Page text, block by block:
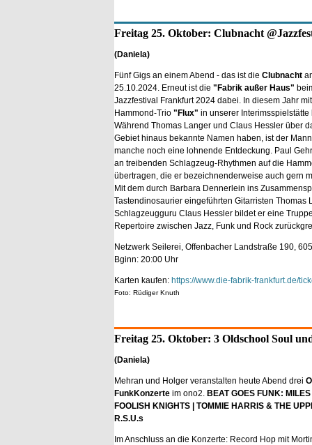
Freitag 25. Oktober: Clubnacht
(Daniela)
Fünf Gigs an einem Abend - das ist die Clubnacht
25.10.2024. Erneut ist die "Fabrik außer Haus"
Jazzfestival Frankfurt 2024 dabei. In diesem Jahr
Hammond-Trio "Flux" in unserer Interimsspielstätte
Während Thomas Langer und Claus Hessler über
Gebiet hinaus bekannte Namen haben, ist der
manche noch eine lohnende Entdeckung. Paul
an treibenden Schlagzeug-Rhythmen auf die
übertragen, die er bezeichnenderweise auch gern
Mit dem durch Barbara Dennerlein ins
Tastendinosaurier eingeführten Gitarristen Thomas
Schlagzeugguru Claus Hessler bildet er eine
Repertoire zwischen Jazz, Funk und Rock
Netzwerk Seilerei, Offenbacher Landstraße 190,
Bginn: 20:00 Uhr
Karten kaufen: https://www.die-fabrik-frankfurt.de/
Foto: Rüdiger Knuth
Freitag 25. Oktober: 3 Oldschool Soul
(Daniela)
Mehran und Holger veranstalten heute Abend drei
FunkKonzerte im ono2. BEAT GOES FUNK:
FOOLISH KNIGHTS | TOMMIE HARRIS & THE
R.S.U.s
Im Anschluss an die Konzerte: Record Hop mit